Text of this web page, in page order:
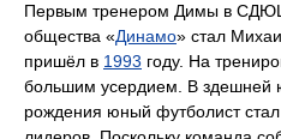
Первым тренером Димы в
общества «Динамо» стал
пришёл в 1993 году. На
большим усердием. В здешней
рождения юный футболист стал